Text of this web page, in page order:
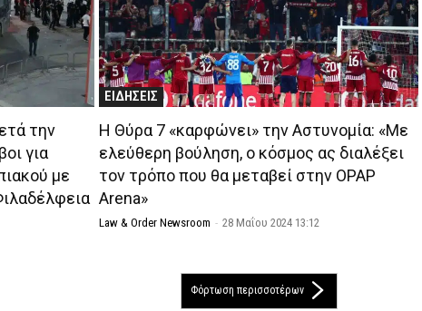
την
για
με
ΕΙΔΗΣΕΙΣ
Η Θύρα 7 «καρφώνει» την Αστυνομία: «Με
ελεύθερη βούληση, ο κόσμος ας διαλέξει
τον τρόπο που θα μεταβεί στην OPAP
Arena»
Law & Order Newsroom - 28 Μαΐου 2024 13:12
Φόρτωση περισσοτέρων